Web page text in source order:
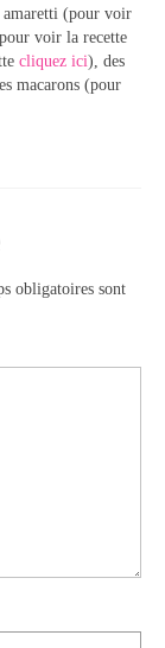
amaretti (pour voir
voir la recette
cliquez ici), des
macarons (pour
obligatoires sont